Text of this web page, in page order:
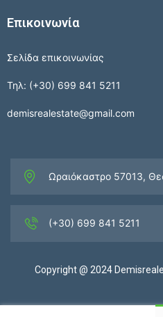
Επικοινωνία
Σελίδα επικοινωνίας
Τηλ: (+30) 699 841 5211
demisrealestate@gmail.com
Ωραιόκαστρο 57013,
(+30) 699 841 5211
Copyright @ 2024